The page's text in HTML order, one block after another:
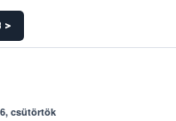
>
csütörtök